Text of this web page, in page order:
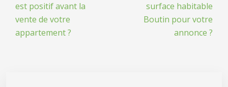
est positif avant la
vente de votre
appartement ?
surface habitable
Boutin pour votre
annonce ?